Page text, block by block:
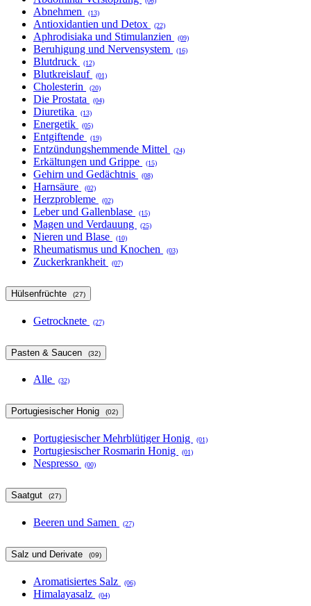
Abnehmen (13)
Antioxidantien und Detox (22)
Aphrodisiaka und Stimulanzien (09)
Beruhigung und Nervensystem (16)
Blutdruck (12)
Blutkreislauf (01)
Cholesterin (20)
Die Prostata (04)
Diuretika (13)
Energetik (05)
Entgiftende (19)
Entzündungshemmende Mittel (24)
Erkältungen und Grippe (15)
Gehirn und Gedächtnis (08)
Harnsäure (02)
Herzprobleme (02)
Leber und Gallenblase (15)
Magen und Verdauung (25)
Nieren und Blase (10)
Rheumatismus und Knochen (03)
Zuckerkrankheit (07)
Hülsenfrüchte (27)
Getrocknete (27)
Pasten & Saucen (32)
Alle (32)
Portugiesischer Honig (02)
Portugiesischer Mehrblütiger Honig (01)
Portugiesischer Rosmarin Honig (01)
Nespresso (00)
Saatgut (27)
Beeren und Samen (27)
Salz und Derivate (09)
Aromatisiertes Salz (06)
Himalayasalz (04)